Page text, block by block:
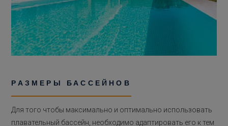
РАЗМЕРЫ БАССЕЙНОВ
Для того чтобы максимально и оптимально использовать
плавательный бассейн, необходимо адаптировать его к тем